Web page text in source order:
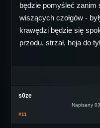
będzie pomyśleć zanim
wiszących czołgów -
krawędzi będzie się
przodu, strzał, heja do
s0ze
Napisany
#11